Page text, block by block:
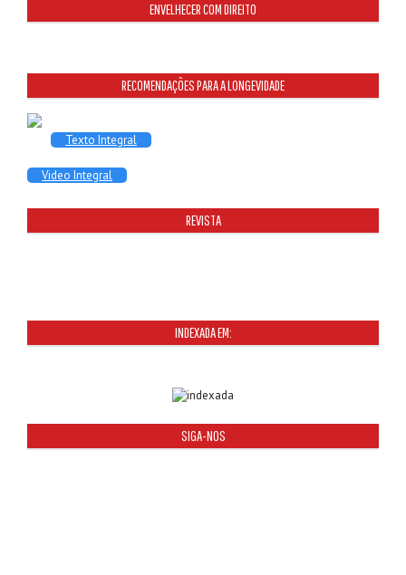
ENVELHECER COM DIREITO
RECOMENDAÇÕES PARA A LONGEVIDADE
Texto Integral
Video Integral
REVISTA
INDEXADA EM:
SIGA-NOS